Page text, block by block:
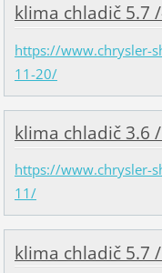
klima chladič 5.7
https://www.chrysler-
11-20/
klima chladič 3.6
https://www.chrysler-
11/
klima chladič 5.7